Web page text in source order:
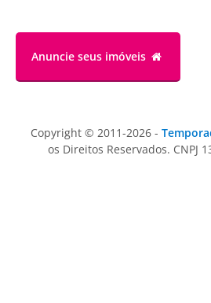
Anuncie seus imóveis
Copyright © 2011-2026 -
os Direitos Reservados. CNPJ